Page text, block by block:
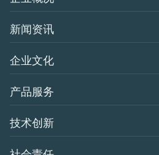
新闻资讯
企业文化
产品服务
技术创新